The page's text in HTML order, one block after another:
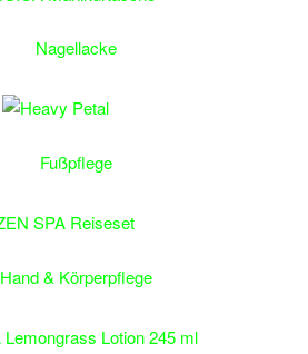
Nagellacke
Fußpflege
Hand & Körperpflege